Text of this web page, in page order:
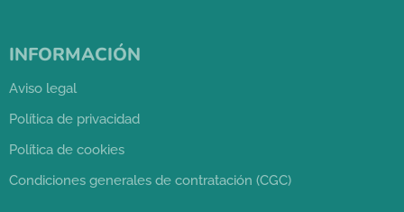
INFORMACIÓN
Aviso legal
Política de privacidad
Política de cookies
Condiciones generales de contratación (CGC)